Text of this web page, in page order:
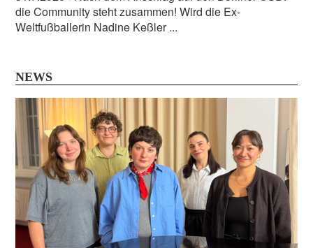
die Community steht zusammen! Wird die Ex-
Weltfußballerin Nadine Keßler ...
NEWS